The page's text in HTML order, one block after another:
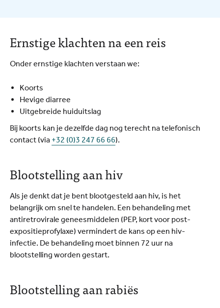
Ernstige klachten na een reis
Onder ernstige klachten verstaan we:
Koorts
Hevige diarree
Uitgebreide huiduitslag
Bij koorts kan je dezelfde dag nog terecht na telefonisch
contact (via +32 (0)3 247 66 66).
Blootstelling aan hiv
Als je denkt dat je bent blootgesteld aan hiv, is het
belangrijk om snel te handelen. Een behandeling met
antiretrovirale geneesmiddelen (PEP, kort voor post-
expositieprofylaxe) vermindert de kans op een hiv-
infectie. De behandeling moet binnen 72 uur na
blootstelling worden gestart.
Blootstelling aan rabiës